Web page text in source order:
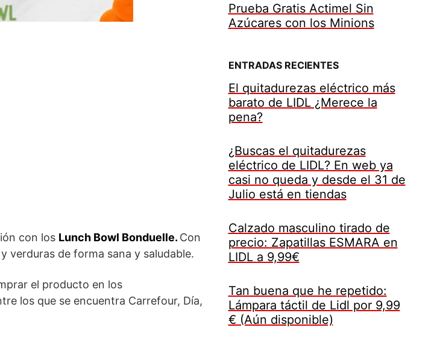
con los Lunch Bowl Bonduelle. Con
verduras de forma sana y saludable.
el producto en los
los que se encuentra Carrefour, Día,
Prueba Gratis Actimel Sin
Azúcares con los Minions
ENTRADAS RECIENTES
El quitadurezas eléctrico más
barato de LIDL ¿Merece la
pena?
¿Buscas el quitadurezas
eléctrico de LIDL? En web ya
casi no queda y desde el 31 de
Julio está en tiendas
Calzado masculino tirado de
precio: Zapatillas ESMARA en
LIDL a 9,99€
Tan buena que he repetido:
Lámpara táctil de Lidl por 9,99
€ (Aún disponible)